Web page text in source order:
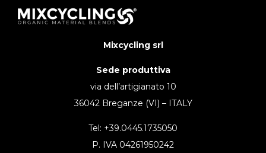
Mixcycling srl
Sede produttiva
via dell’artigianato 10
36042 Breganze (VI) – ITALY
Tel: +39.0445.1735050
P. IVA 04261950242